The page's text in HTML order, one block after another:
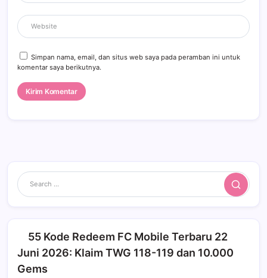
Simpan nama, email, dan situs web saya pada peramban ini untuk
komentar saya berikutnya.
Search
55 Kode Redeem FC Mobile Terbaru 22
Juni 2026: Klaim TWG 118-119 dan 10.000
Gems